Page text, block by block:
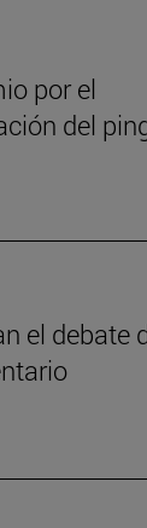
por el
del
el debate